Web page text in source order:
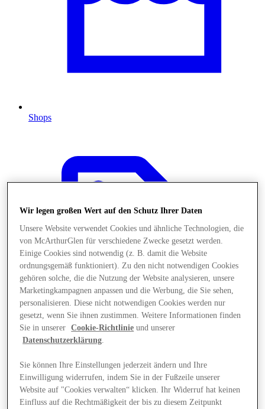
Shops
Angebote
Wir legen großen Wert auf den Schutz Ihrer Daten
Unsere Website verwendet Cookies und ähnliche Technologien, die
von McArthurGlen für verschiedene Zwecke gesetzt werden.
Einige Cookies sind notwendig (z. B. damit die Website
ordnungsgemäß funktioniert). Zu den nicht notwendigen Cookies
gehören solche, die die Nutzung der Website analysieren, unsere
Marketingkampagnen anpassen und die Werbung, die Sie sehen,
personalisieren. Diese nicht notwendigen Cookies werden nur
gesetzt, wenn Sie ihnen zustimmen. Weitere Informationen finden
Sie in unserer
Cookie-Richtlinie und unserer
Datenschutzerklärung
Sie können Ihre Einstellungen jederzeit ändern und Ihre
Einwilligung widerrufen, indem Sie in der Fußzeile unserer
Website auf "Cookies verwalten“ klicken. Ihr Widerruf hat keinen
Einfluss auf die Rechtmäßigkeit der bis zu diesem Zeitpunkt